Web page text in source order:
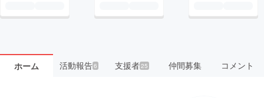
ホーム 活動報告6 支援者 25 仲間募集 コメント